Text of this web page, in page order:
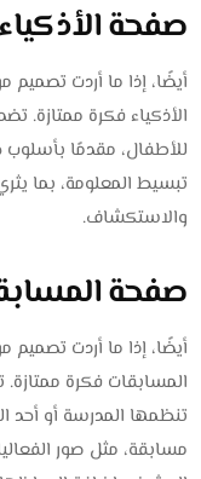
صفحة الأذكياء
أيضًا، إذا ما أردت
الأذكياء فكرة ممتازة.
للأطفال، مقدمًا بأسلوب
تبسيط المعلومة، بما
والاستكشاف.
صفحة
أيضًا، إذا ما أردت
المسابقات فكرة
تنظمها المدرسة أو
مسابقة، مثل صور